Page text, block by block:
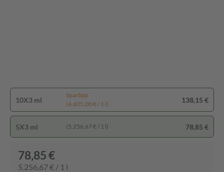
10X3 ml
Spartipp
(4.605,00 € / 1 l)
138,15 €
5X3 ml (5.256,67 € / 1 l) 78,85 €
78,85 €
5.256,67 € / 1 l